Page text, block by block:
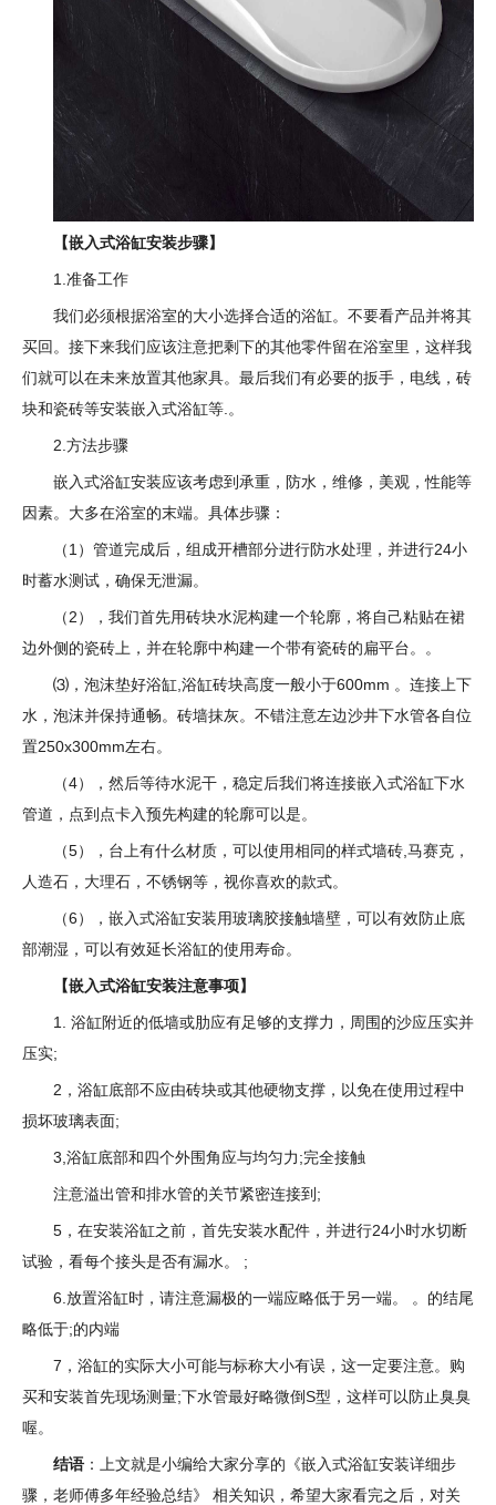
【嵌入式浴缸安装步骤】
1.准备工作
我们必须根据浴室的大小选择合适的浴缸。不要看产品并将其
买回。接下来我们应该注意把剩下的其他零件留在浴室里，这样我
们就可以在未来放置其他家具。最后我们有必要的扳手，电线，砖
块和瓷砖等安装嵌入式浴缸等.。
2.方法步骤
嵌入式浴缸安装应该考虑到承重，防水，维修，美观，性能等
因素。大多在浴室的末端。具体步骤：
（1）管道完成后，组成开槽部分进行防水处理，并进行24小
时蓄水测试，确保无泄漏。
（2），我们首先用砖块水泥构建一个轮廓，将自己粘贴在裙
边外侧的瓷砖上，并在轮廓中构建一个带有瓷砖的扁平台。。
⑶，泡沫垫好浴缸,浴缸砖块高度一般小于600mm 。连接上下
水，泡沫并保持通畅。砖墙抹灰。不错注意左边沙井下水管各自位
置250x300mm左右。
（4），然后等待水泥干，稳定后我们将连接嵌入式浴缸下水
管道，点到点卡入预先构建的轮廓可以是。
（5），台上有什么材质，可以使用相同的样式墙砖,马赛克，
人造石，大理石，不锈钢等，视你喜欢的款式。
（6），嵌入式浴缸安装用玻璃胶接触墙壁，可以有效防止底
部潮湿，可以有效延长浴缸的使用寿命。
【嵌入式浴缸安装注意事项】
1. 浴缸附近的低墙或肋应有足够的支撑力，周围的沙应压实并
压实;
2，浴缸底部不应由砖块或其他硬物支撑，以免在使用过程中
损坏玻璃表面;
3,浴缸底部和四个外围角应与均匀力;完全接触
注意溢出管和排水管的关节紧密连接到;
5，在安装浴缸之前，首先安装水配件，并进行24小时水切断
试验，看每个接头是否有漏水。 ;
6.放置浴缸时，请注意漏极的一端应略低于另一端。 。的结尾
略低于;的内端
7，浴缸的实际大小可能与标称大小有误，这一定要注意。购
买和安装首先现场测量;下水管最好略微倒S型，这样可以防止臭臭
喔。
结语 ：上文就是小编给大家分享的《嵌入式浴缸安装详细步
骤，老师傅多年经验总结》 相关知识，希望大家看完之后，对关